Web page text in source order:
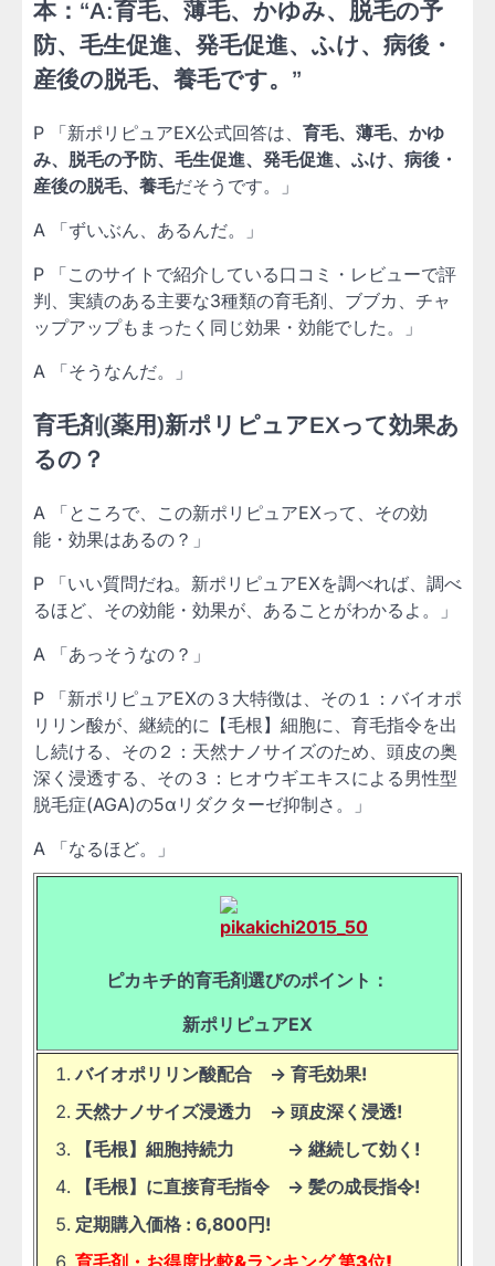
本：“A:育毛、薄毛、かゆみ、脱毛の予
防、毛生促進、発毛促進、ふけ、病後・
産後の脱毛、養毛です。”
P 「新ポリピュアEX公式回答は、 育毛、薄毛、かゆ
み、脱毛の予防、毛生促進、発毛促進、ふけ、病後・
産後の脱毛、養毛だそうです。」
A 「ずいぶん、あるんだ。」
P 「このサイトで紹介している口コミ・レビューで評
判、実績のある主要な3種類の育毛剤、ブブカ、チャ
ップアップもまったく同じ効果・効能でした。」
A 「そうなんだ。」
育毛剤(薬用)新ポリピュアEXって効果あ
るの？
A 「ところで、この新ポリピュアEXって、その効
能・効果はあるの？」
P 「いい質問だね。新ポリピュアEXを調べれば、調べ
るほど、その効能・効果が、あることがわかるよ。」
A 「あっそうなの？」
P 「新ポリピュアEXの３大特徴は、その１：バイオポ
リリン酸が、継続的に【毛根】細胞に、育毛指令を出
し続ける、その２：天然ナノサイズのため、頭皮の奥
深く浸透する、その３：ヒオウギエキスによる男性型
脱毛症(AGA)の5αリダクターゼ抑制さ。」
A 「なるほど。」
ピカキチ的育毛剤選びのポイント：
新ポリピュアEX
バイオポリリン酸配合 -> 育毛効果!
天然ナノサイズ浸透力 -> 頭皮深く浸透!
【毛根】細胞持続力 -> 継続して効く!
【毛根】に直接育毛指令 -> 髪の成長指令!
定期購入価格 : 6,800円!
育毛剤・お得度比較&ランキング 第3位!